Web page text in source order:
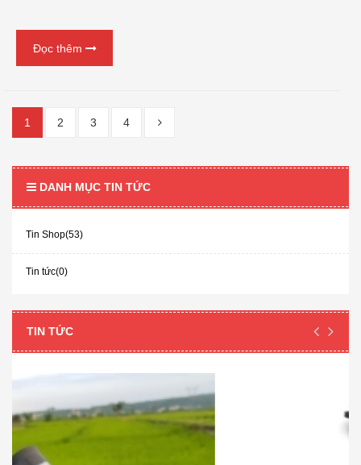
Đọc thêm
1 2 3 4
DANH MỤC TIN TỨC
Tin Shop(53)
Tin tức(0)
TIN TỨC